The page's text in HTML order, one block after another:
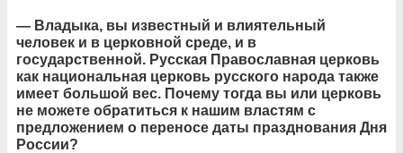
— Владыка, вы известный и влиятельный
человек и в церковной среде, и в
государственной. Русская Православная церковь
как национальная церковь русского народа также
имеет большой вес. Почему тогда вы или церковь
не можете обратиться к нашим властям с
предложением о переносе даты празднования Дня
России?